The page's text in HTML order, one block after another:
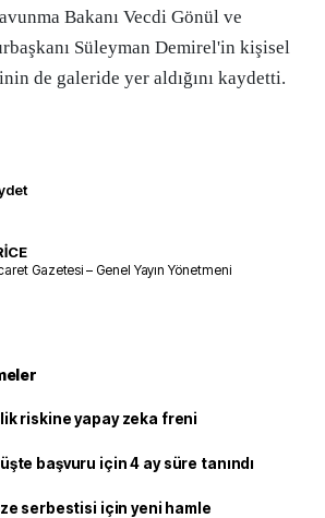
Bakanı Vecdi Gönül ve
Süleyman Demirel'in kişisel
de galeride yer aldığını kaydetti.
Gazetesi – Genel Yayın Yönetmeni
riskine yapay zeka freni
başvuru için 4 ay süre tanındı
serbestisi için yeni hamle